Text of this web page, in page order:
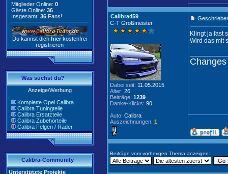
Mitglieder Online: 0
Gäste Online: 36
Insgesamt: 36 Fans!
Du kannst dich hier kostenfrei
registrieren
Was suchst du?
Anzeige/Werbung
Komplette Opel Calibra
Calibra Tuningteile
Calibra Ersatzteile
Calibra Zubehörteile
Calibra Felgen / Räder
Calibra-Community
Unterstützte Projekte
Calibra459
C-T Großmeister
Dabei seit: 11.05.2015
Alter: 26
Beiträge: 1239
Danke-Klicks: 90
Auto: Calibra
Auszeichnungen: 1
Klingt ja fast
Wird das mit
Beiträge vom vorherigen Thema anzeigen: